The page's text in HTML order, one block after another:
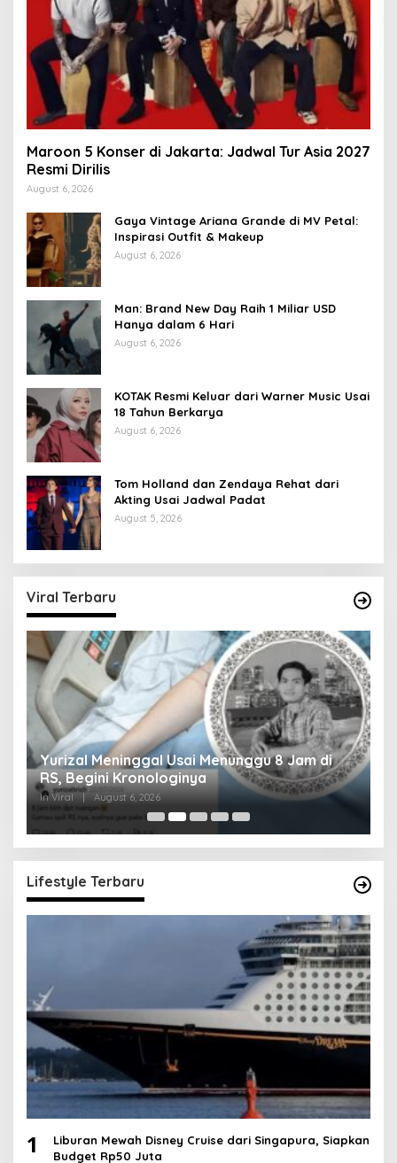
Maroon 5 Konser di Jakarta: Jadwal Tur Asia 2027
Resmi Dirilis
August 6, 2026
Gaya Vintage Ariana Grande di MV Petal:
Inspirasi Outfit & Makeup
August 6, 2026
Man: Brand New Day Raih 1 Miliar USD
Hanya dalam 6 Hari
August 6, 2026
KOTAK Resmi Keluar dari Warner Music Usai
18 Tahun Berkarya
August 6, 2026
Tom Holland dan Zendaya Rehat dari
Akting Usai Jadwal Padat
August 5, 2026
Viral Terbaru
Yurizal Meninggal Usai Menunggu 8 Jam di
RS, Begini Kronologinya
In Viral August 6, 2026
Lifestyle Terbaru
1
Liburan Mewah Disney Cruise dari Singapura, Siapkan
Budget Rp50 Juta